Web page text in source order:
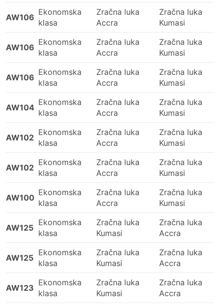
AW106
Ekonomska
klasa
Zračna luka
Accra
Zračna luka
Kumasi
AW106
Ekonomska
klasa
Zračna luka
Accra
Zračna luka
Kumasi
AW106
Ekonomska
klasa
Zračna luka
Accra
Zračna luka
Kumasi
AW104
Ekonomska
klasa
Zračna luka
Accra
Zračna luka
Kumasi
AW102
Ekonomska
klasa
Zračna luka
Accra
Zračna luka
Kumasi
AW102
Ekonomska
klasa
Zračna luka
Accra
Zračna luka
Kumasi
AW100
Ekonomska
klasa
Zračna luka
Accra
Zračna luka
Kumasi
AW125
Ekonomska
klasa
Zračna luka
Kumasi
Zračna luka
Accra
AW125
Ekonomska
klasa
Zračna luka
Kumasi
Zračna luka
Accra
AW123
Ekonomska
klasa
Zračna luka
Kumasi
Zračna luka
Accra